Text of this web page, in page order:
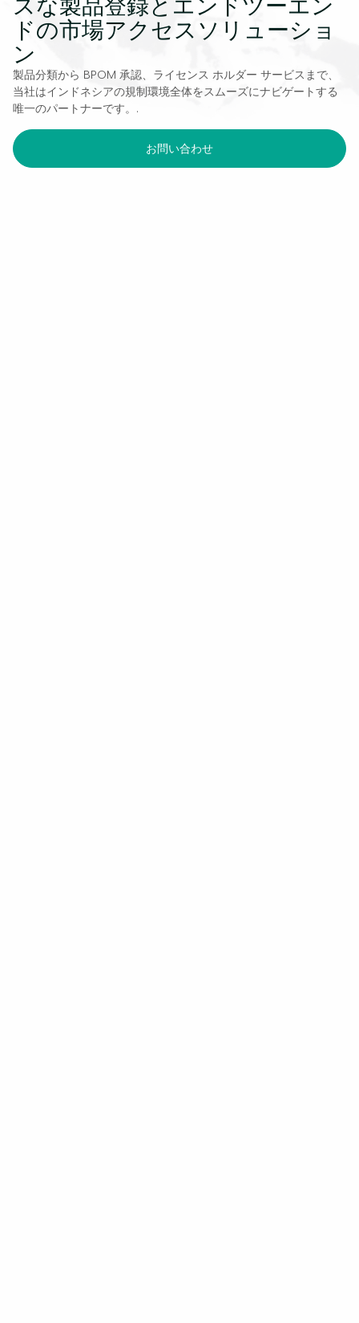
ドの市場アクセスソリューショ
ン
製品分類から BPOM 承認、ライセンス ホルダー サービスまで、
当社はインドネシアの規制環境全体をスムーズにナビゲートする
唯一のパートナーです。.
お問い合わせ